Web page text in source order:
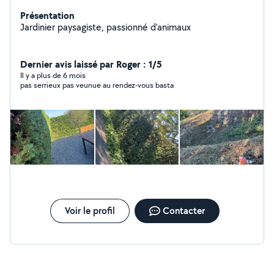
Présentation
Jardinier paysagiste, passionné d'animaux
Dernier avis laissé par Roger : 1/5
Il y a plus de 6 mois
pas serrieux pas veunue au rendez-vous basta
Voir le profil Contacter